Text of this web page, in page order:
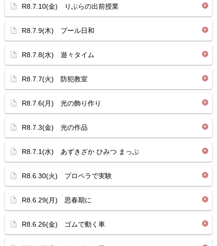
R8.7.10(金) りぶらの出前授業
R8.7.9(木) プール日和
R8.7.8(水) 遊々タイム
R8.7.7(火) 防犯教室
R8.7.6(月) 光の飾り作り
R8.7.3(金) 光の作品
R8.7.1(水) あずきざか ひみつ まっぷ
R8.6.30(火) プロペラで実験
R8.6.29(月) 思春期に
R8.6.26(金) ゴムで動く車